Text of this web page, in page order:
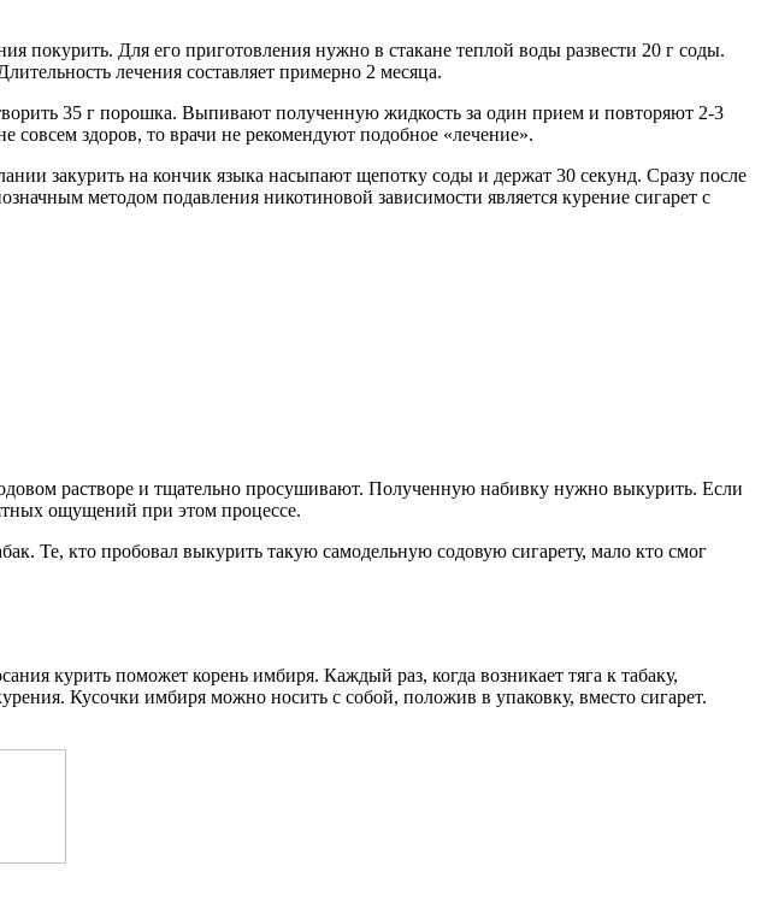
Для его приготовления нужно в стакане теплой воды развести 20 г соды.
лечения составляет примерно 2 месяца.
35 г порошка. Выпивают полученную жидкость за один прием и повторяют 2-3
здоров, то врачи не рекомендуют подобное «лечение».
закурить на кончик языка насыпают щепотку соды и держат 30 секунд. Сразу после
методом подавления никотиновой зависимости является курение сигарет с
растворе и тщательно просушивают. Полученную набивку нужно выкурить. Если
ощущений при этом процессе.
Те, кто пробовал выкурить такую самодельную содовую сигарету, мало кто смог
курить поможет корень имбиря. Каждый раз, когда возникает тяга к табаку,
Кусочки имбиря можно носить с собой, положив в упаковку, вместо сигарет.